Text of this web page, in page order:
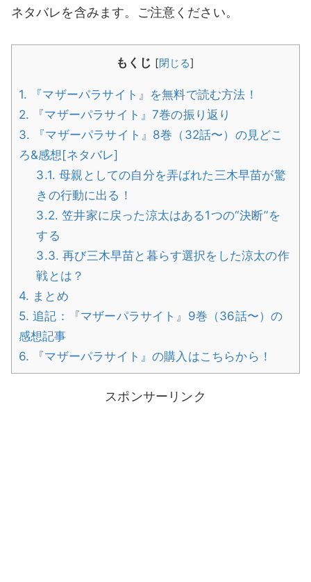
ネタバレを含みます。ご注意ください。
もくじ [閉じる]
1. 『マザーパラサイト』を無料で読む方法！
2. 『マザーパラサイト』7巻の振り返り
3. 『マザーパラサイト』8巻（32話〜）の見どこ
ろ&感想[ネタバレ]
3.1. 母親としての自分を弄ばれた三木早苗が驚
きの行動に出る！
3.2. 笠井家に戻った涼太はある1つの“決断”を
する
3.3. 再び三木早苗と暮らす選択をした涼太の作
戦とは？
4. まとめ
5. 追記：『マザーパラサイト』9巻（36話〜）の
感想記事
6. 『マザーパラサイト』の購入はこちらから！
スポンサーリンク